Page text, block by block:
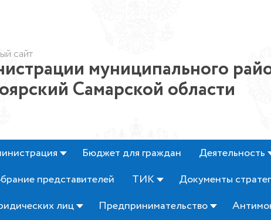
сайт
муниципального
Самарской области
Бюджет для граждан Деятельность
представителей ТИК
Документы
лиц
Предпринимательство